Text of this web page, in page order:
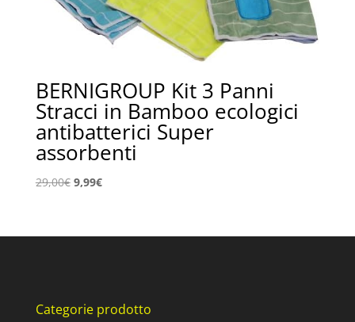
BERNIGROUP Kit 3 Panni
Stracci in Bamboo ecologici
antibatterici Super
assorbenti
29,00€ Il
era:
9,99€Il
è:
Categorie prodotto